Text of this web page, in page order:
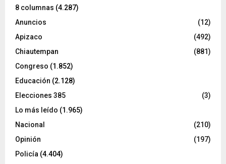
8 columnas (4.287)
Anuncios
(12)
Apizaco
(492)
Chiautempan
(881)
Congreso (1.852)
Educación (2.128)
Elecciones 385
(3)
Lo más leído (1.965)
Nacional
(210)
Opinión
(197)
Policía (4.404)